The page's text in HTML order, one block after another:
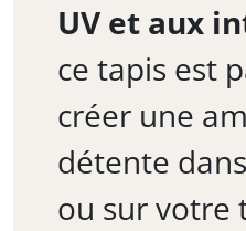
UV et aux
ce tapis est
créer une
détente
ou sur votre